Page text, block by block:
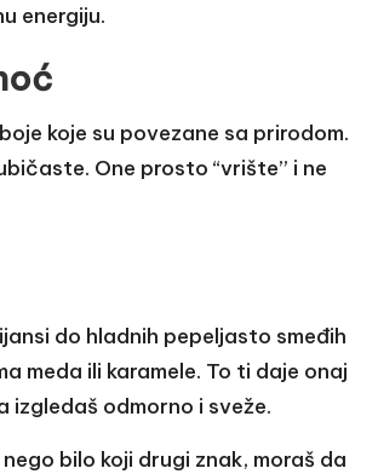
energiju.
koje su povezane sa prirodom.
One prosto “vrište” i ne
do hladnih pepeljasto smeđih
meda ili karamele. To ti daje onaj
odmorno i sveže.
bilo koji drugi znak, moraš da